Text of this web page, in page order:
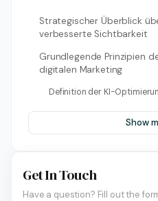
Strategischer Überblick
verbesserte Sichtbarkeit
Grundlegende Prinzipien
digitalen Marketing
Definition der KI-
Show
Get In Touch
Have a question? Fill out the